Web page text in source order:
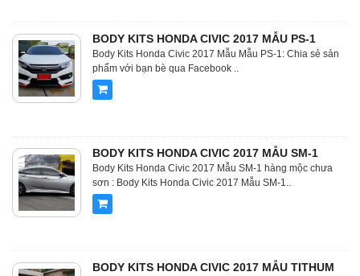
BODY KITS HONDA CIVIC 2017 MẪU PS-1
Body Kits Honda Civic 2017 Mẫu Mẫu PS-1: Chia sẻ sản
phẩm với bạn bè qua Facebook ..
BODY KITS HONDA CIVIC 2017 MẪU SM-1
Body Kits Honda Civic 2017 Mẫu SM-1 hàng mộc chưa
sơn : Body Kits Honda Civic 2017 Mẫu SM-1..
BODY KITS HONDA CIVIC 2017 MẪU TITHUM